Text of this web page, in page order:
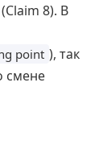
8). В
point ), так
смене